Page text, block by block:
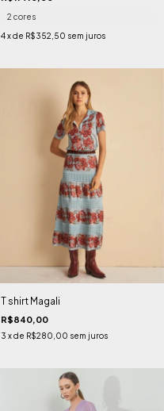
2 cores
4 x de R$352,50 sem juros
T shirt Magali
R$840,00
3 x de R$280,00 sem juros